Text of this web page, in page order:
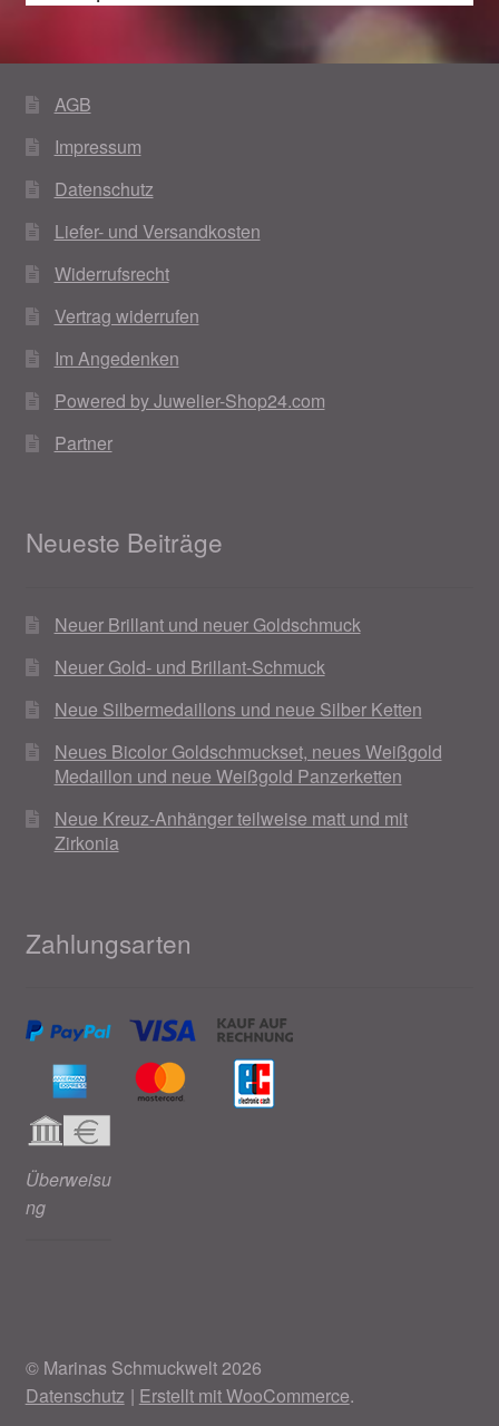
AGB
Impressum
Datenschutz
Liefer- und Versandkosten
Widerrufsrecht
Vertrag widerrufen
Im Angedenken
Powered by Juwelier-Shop24.com
Partner
Neueste Beiträge
Neuer Brillant und neuer Goldschmuck
Neuer Gold- und Brillant-Schmuck
Neue Silbermedaillons und neue Silber Ketten
Neues Bicolor Goldschmuckset, neues Weißgold
Medaillon und neue Weißgold Panzerketten
Neue Kreuz-Anhänger teilweise matt und mit
Zirkonia
Zahlungsarten
Überweisu
ng
© Marinas Schmuckwelt 2026
Datenschutz
Erstellt mit WooCommerce.